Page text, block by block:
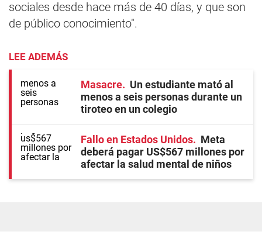
sociales desde hace más de 40 días, y que son
de público conocimiento".
LEE ADEMÁS
Masacre
Un estudiante mató al
menos a seis personas durante un
tiroteo en un colegio
Fallo en Estados Unidos
Meta
deberá pagar US$567 millones por
afectar la salud mental de niños